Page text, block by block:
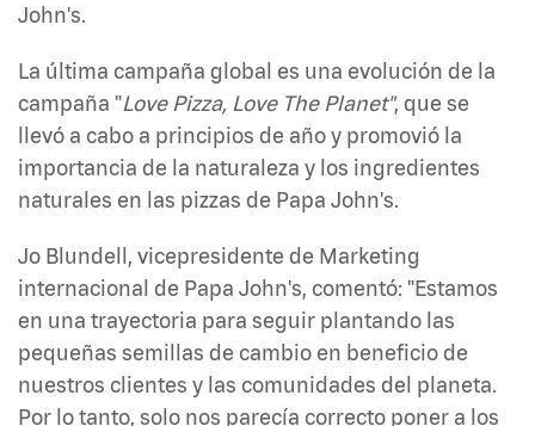
John's.
La última campaña global es una evolución de la
campaña "Love Pizza, Love The Planet", que se
llevó a cabo a principios de año y promovió la
importancia de la naturaleza y los ingredientes
naturales en las pizzas de Papa John's.
Jo Blundell, vicepresidente de Marketing
internacional de Papa John's, comentó: "Estamos
en una trayectoria para seguir plantando las
pequeñas semillas de cambio en beneficio de
nuestros clientes y las comunidades del planeta.
Por lo tanto, solo nos parecía correcto poner a los